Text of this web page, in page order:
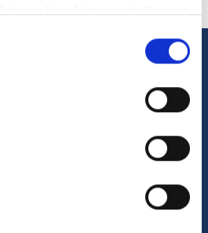
Sie Hilfe bei Ihrer